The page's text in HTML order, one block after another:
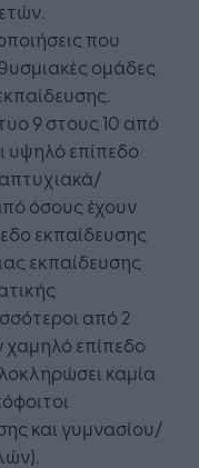
που
ομάδες
9 στους 10 από
υψηλό επίπεδο
όσους έχουν
εκπαίδευσης
εκπαίδευσης
από 2
χαμηλό επίπεδο
καμία
και γυμνασίου/